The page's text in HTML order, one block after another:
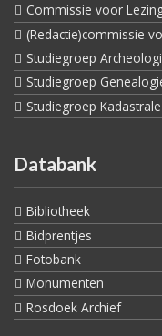
Commissie voor
(Redactie)commissie
Studiegroep
Studiegroep
Studiegroep
Databank
Bibliotheek
Bidprentjes
Fotobank
Monumenten
Rosdoek Archief